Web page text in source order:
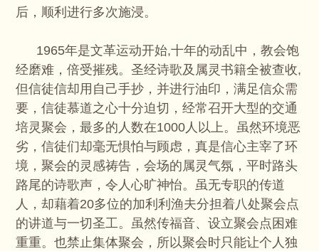
后，顺利进行多次施浸。
1965年是文革运动开始,十年的动乱中，教会饱
经磨难，倍受摧残。圣经诗歌及属灵书籍全被查收,
但信徒信却用自己手抄，并进行油印，满足信众需
要，信徒慕道之心十分迫切，经常召开大型的交通
培灵聚会，最多的人数在1000人以上。虽然环境恶
劣，信徒们却毫无惧怕与顾虑，真是信心主宰了环
境，聚会的灵感祷告，会场的属灵气氛，平时路头
路尾的诗歌声，令人心旷神怡。虽无专职的传道
人，却藉着20多位的加利利渔夫分担着八处聚会点
的讲道与一切圣工。虽然传福音、设立聚会点困难
重重。也禁止集体聚会，所以聚会时只能让个人独